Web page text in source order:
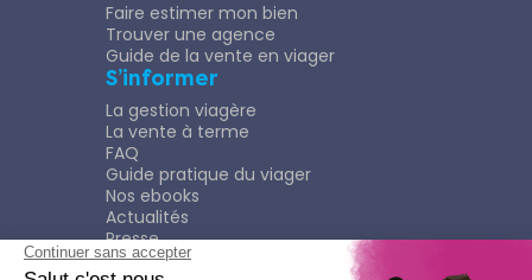
Faire estimer mon bien
Trouver une agence
Guide de la vente en viager
S’informer
La gestion viagère
La vente à terme
FAQ
Guide pratique du viager
Nos ebooks
Actualités
Presse
Rejoindre le Réseau